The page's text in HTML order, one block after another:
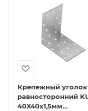
Крепежный уголок
равносторонний KUR-
40X40х1,5мм